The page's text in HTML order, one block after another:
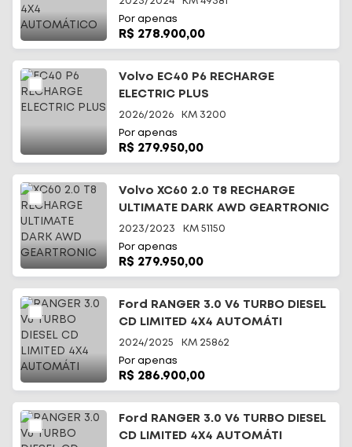
Por apenas
R$ 278.900,00
Volvo EC40 P6 RECHARGE
ELECTRIC PLUS
2026/2026 KM 3200
Por apenas
R$ 279.950,00
Volvo XC60 2.0 T8 RECHARGE
ULTIMATE DARK AWD GEARTRONIC
2023/2023 KM 51150
Por apenas
R$ 279.950,00
Ford RANGER 3.0 V6 TURBO DIESEL
CD LIMITED 4X4 AUTOMÁTI
2024/2025 KM 25862
Por apenas
R$ 286.900,00
Ford RANGER 3.0 V6 TURBO DIESEL
CD LIMITED 4X4 AUTOMÁTI